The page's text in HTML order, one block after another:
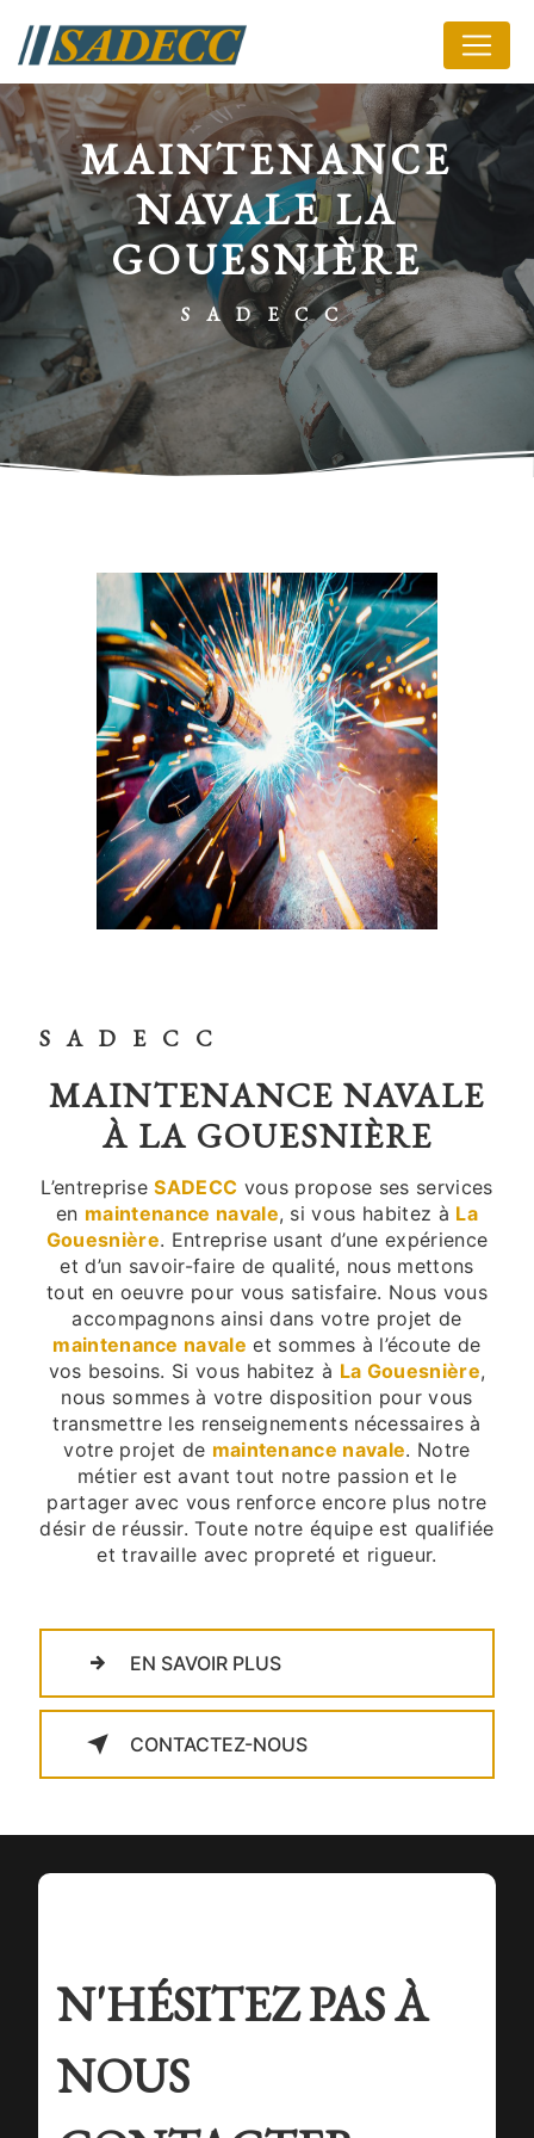
MAINTENANCE
NAVALE LA
GOUESNIÈRE
SADECC
SADECC
MAINTENANCE NAVALE
À LA GOUESNIÈRE
L’entrepriseSADECC vous propose ses services
en maintenance navale, si vous habitez à La
Gouesnière. Entreprise usant d’une expérience
et d’un savoir-faire de qualité, nous mettons
tout en oeuvre pour vous satisfaire. Nous vous
accompagnons ainsi dans votre projet de
maintenance navale et sommes à l’écoute de
vos besoins. Si vous habitez à La Gouesnière,
nous sommes à votre disposition pour vous
transmettre les renseignements nécessaires à
votre projet de maintenance navale. Notre
métier est avant tout notre passion et le
partager avec vous renforce encore plus notre
désir de réussir. Toute notre équipe est qualifiée
et travaille avec propreté et rigueur.
EN SAVOIR PLUS
CONTACTEZ-NOUS
N'HÉSITEZ PAS À
NOUS